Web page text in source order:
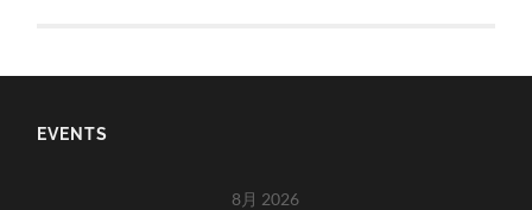
EVENTS
8月 2026